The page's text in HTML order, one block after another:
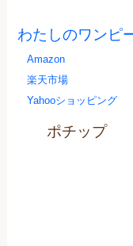
わたしのワンピ
Amazon
楽天市場
Yahooショッピング
ポチップ